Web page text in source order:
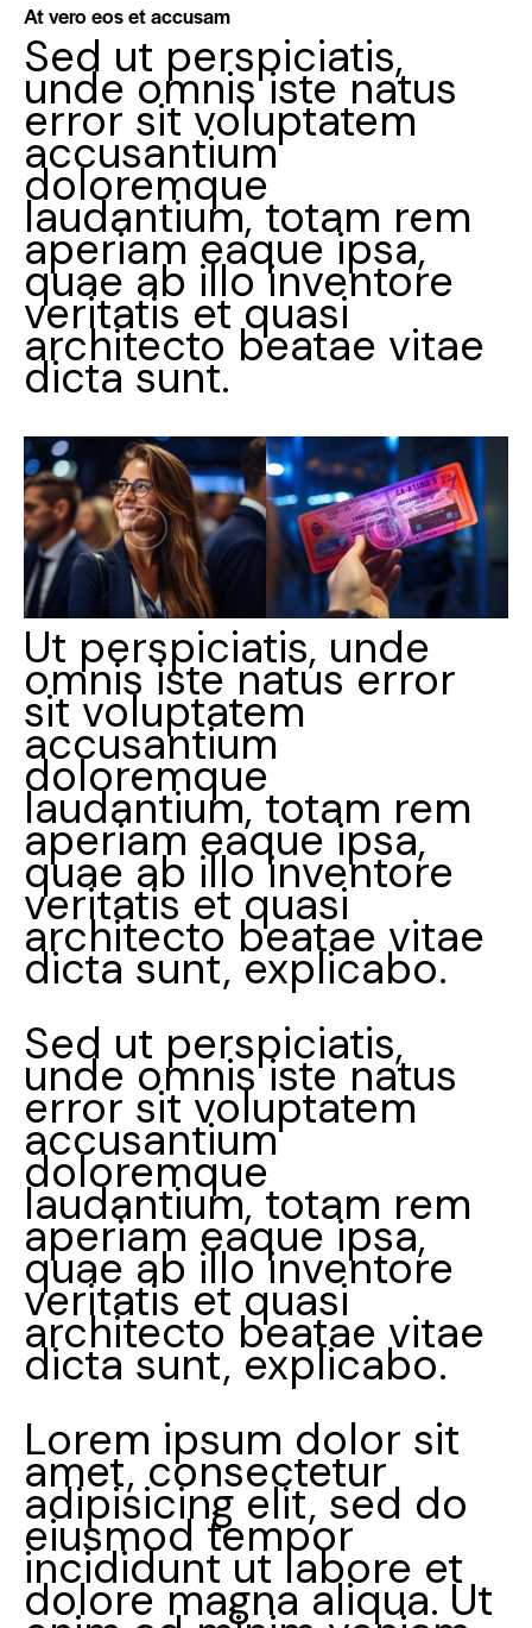
At vero eos et accusam
Sed ut perspiciatis,
unde omnis iste natus
error sit voluptatem
accusantium
doloremque
laudantium, totam rem
aperiam eaque ipsa,
quae ab illo inventore
veritatis et quasi
architecto beatae vitae
dicta sunt.
Ut perspiciatis, unde
omnis iste natus error
sit voluptatem
accusantium
doloremque
laudantium, totam rem
aperiam eaque ipsa,
quae ab illo inventore
veritatis et quasi
architecto beatae vitae
dicta sunt, explicabo.
Sed ut perspiciatis,
unde omnis iste natus
error sit voluptatem
accusantium
doloremque
laudantium, totam rem
aperiam eaque ipsa,
quae ab illo inventore
veritatis et quasi
architecto beatae vitae
dicta sunt, explicabo.
Lorem ipsum dolor sit
amet, consectetur
adipisicing elit, sed do
eiusmod tempor
incididunt ut labore et
dolore magna aliqua. Ut